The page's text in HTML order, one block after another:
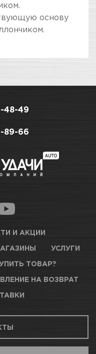
основу
1/1
комфортными,
самую
товара
48-49
89-66
И АКЦИИ
УСЛУГИ
ТОВАР?
НА ВОЗВРАТ